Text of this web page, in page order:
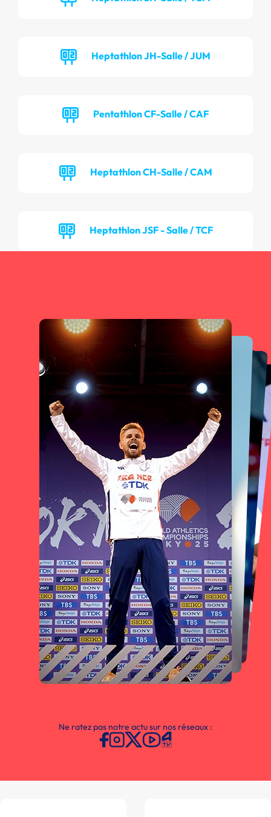
Heptathlon JH-Salle / JUM
Pentathlon CF-Salle / CAF
Heptathlon CH-Salle / CAM
Heptathlon JSF - Salle / TCF
Ne ratez pas notre actu sur nos réseaux :